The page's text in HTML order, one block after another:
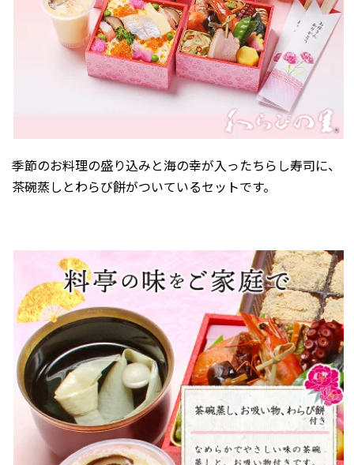
季節のお料理の盛り込みと海の幸が入ったちらし寿司に、
茶碗蒸しとわらび餅がついているセットです。